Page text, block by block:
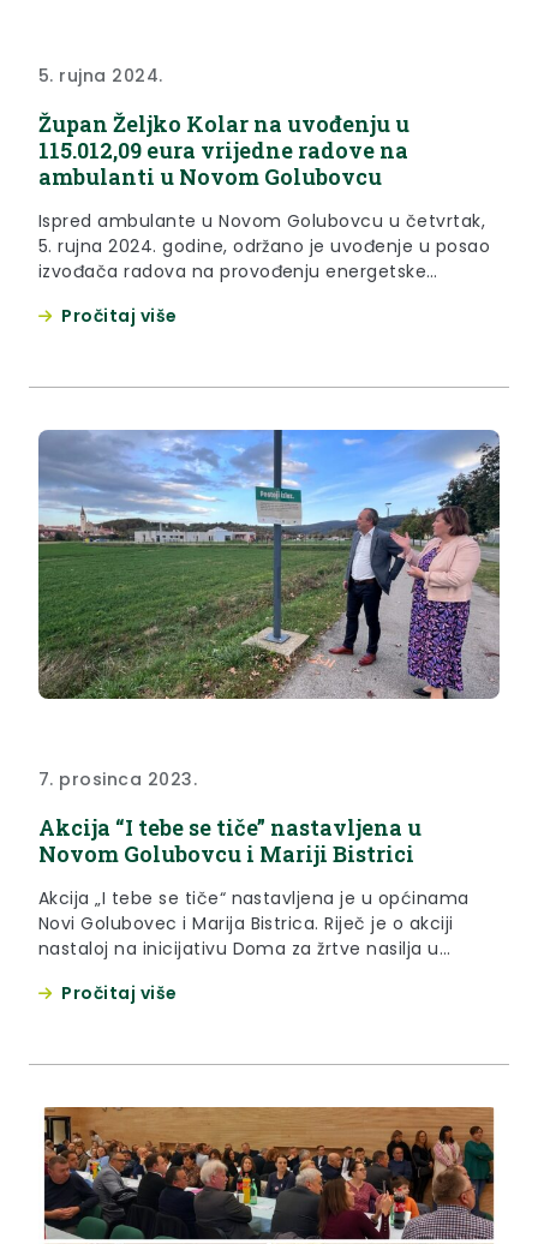
5. rujna 2024.
Župan Željko Kolar na uvođenju u
115.012,09 eura vrijedne radove na
ambulanti u Novom Golubovcu
Ispred ambulante u Novom Golubovcu u četvrtak,
5. rujna 2024. godine, održano je uvođenje u posao
izvođača radova na provođenju energetske
prema ruralnim krajevima, ali i da se zdravstveni
Pročitaj više
7. prosinca 2023.
Akcija “I tebe se tiče” nastavljena u
Novom Golubovcu i Mariji Bistrici
Akcija „I tebe se tiče“ nastavljena je u općinama
Novi Golubovec i Marija Bistrica. Riječ je o akciji
nastaloj na inicijativu Doma za žrtve nasilja u
zagorske županije, s ciljem jačanja senzibiliteta
Pročitaj više